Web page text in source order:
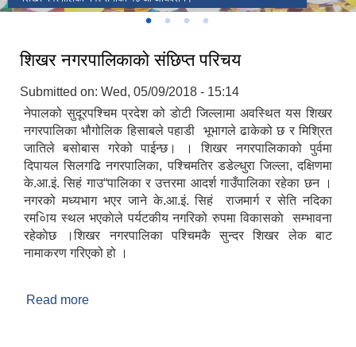
शिखर नगरपालिकाकाे संछिप्त परिचय
Submitted on: Wed, 05/09/2018 - 15:14
नेपालको सुदूरपश्चिम प्रदेश को डाेटी जिल्लामा अवस्थित यस शिखर
नगरपालिका भौगोलिक हिसाबले पहाडी भूभागले ढाकेको छ र मिश्रित
जातिले बसोबास गरेको पाईन्छ। । शिखर नगरपालिकाको पुर्वमा
दिपायल सिलगढि नगरपालिका, पश्चिमतिर डडेल्धुरा जिल्ला, दक्षिणमा
के.आ‍.इं. सिहं गाउ“पालिका र उत्तरमा आदर्श गाउँपालिका रहेका छन ।
नगरको मध्यभाग भएर जाने के.आ.इं. सिहं राजमार्ग र सेति नदिका
रम०ािय स्थल भएकाेले पर्यटकीय नगरिको रुपमा विकासकाे सम्भावना
रहेकाेछ ।शिखर नगरपालिका पश्चिमकै सुन्दर शिखर लेक बाट
नामाकरण गरिएको हो ।
Read more